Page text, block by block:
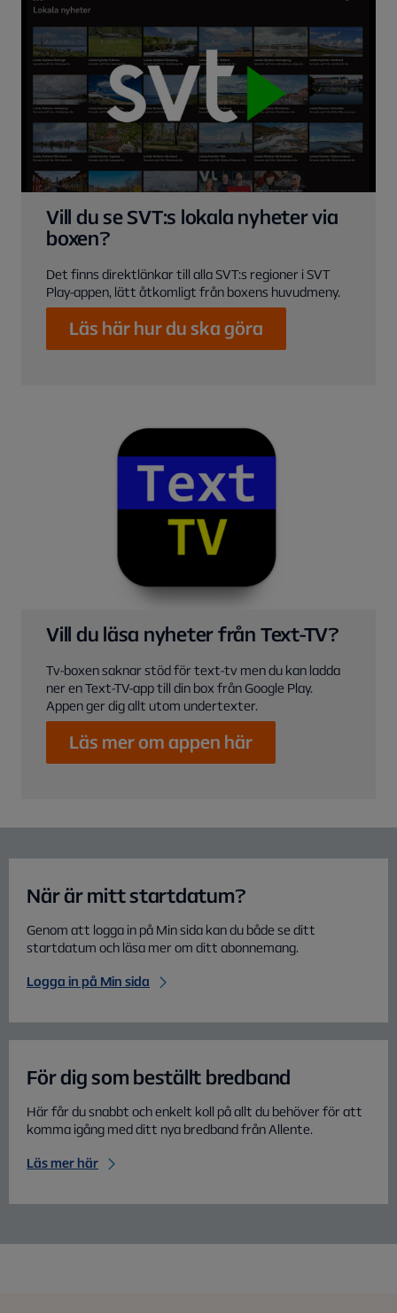
Vill du se SVT:s lokala nyheter via
boxen?
Det finns direktlänkar till alla SVT:s regioner i SVT
Play-appen, lätt åtkomligt från boxens huvudmeny.
Läs här hur du ska göra
Vill du läsa nyheter från Text-TV?
Tv-boxen saknar stöd för text-tv men du kan ladda
ner en Text-TV-app till din box från Google Play.
Läs mer om appen här
När är mitt startdatum?
Genom att logga in på Min sida kan du både se ditt
startdatum och läsa mer om ditt abonnemang.
Logga in på Min sida
För dig som beställt bredband
Här får du snabbt och enkelt koll på allt du behöver för att
komma igång med ditt nya bredband från Allente.
Läs mer här